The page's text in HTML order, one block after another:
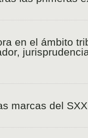
en el ámbito
marcas del